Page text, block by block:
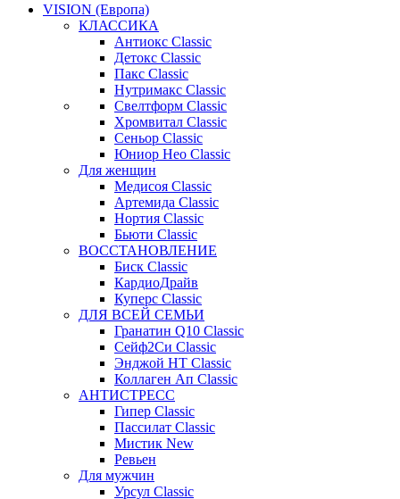
VISION (Европа)
КЛАССИКА
Антиокс Classic
Детокс Classic
Пакс Classic
Нутримакс Classic
Свелтформ Classic
Хромвитал Classic
Сеньор Classic
Юниор Нео Classic
Для женщин
Медисоя Classic
Артемида Classic
Нортия Classic
Бьюти Classic
ВОССТАНОВЛЕНИЕ
Биск Classic
КардиоДрайв
Куперс Classic
ДЛЯ ВСЕЙ СЕМЬИ
Гранатин Q10 Classic
Сейф2Си Classic
Энджой НТ Classic
Коллаген Ап Classic
АНТИСТРЕСС
Гипер Classic
Пассилат Classic
Мистик New
Ревьен
Для мужчин
Урсул Classic